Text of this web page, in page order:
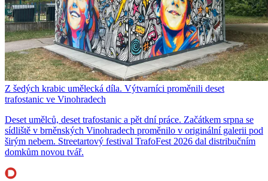
Z šedých krabic umělecká díla. Výtvarníci proměnili deset
trafostanic ve Vinohradech
Deset umělců, deset trafostanic a pět dní práce. Začátkem srpna se
sídliště v brněnských Vinohradech proměnilo v originální galerii pod
širým nebem. Streetartový festival TrafoFest 2026 dal distribučním
domkům novou tvář.